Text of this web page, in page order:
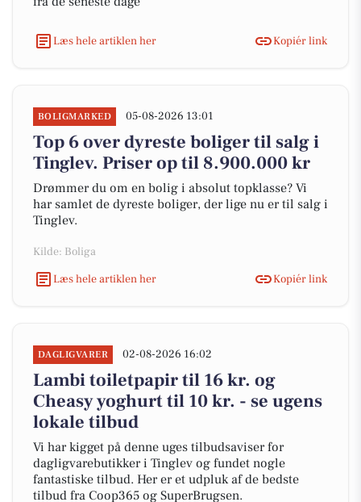
Læs hele artiklen her Kopiér link
BOLIGMARKED 05-08-2026 13:01
Top 6 over dyreste boliger til salg i
Tinglev. Priser op til 8.900.000 kr
Drømmer du om en bolig i absolut topklasse? Vi
har samlet de dyreste boliger, der lige nu er til salg i
Tinglev.
Kilde: Boliga
Læs hele artiklen her
Kopiér link
DAGLIGVARER 02-08-2026 16:02
Lambi toiletpapir til 16 kr. og
Cheasy yoghurt til 10 kr. - se ugens
lokale tilbud
Vi har kigget på denne uges tilbudsaviser for
dagligvarebutikker i Tinglev og fundet nogle
fantastiske tilbud. Her er et udpluk af de bedste
tilbud fra Coop365 og SuperBrugsen.